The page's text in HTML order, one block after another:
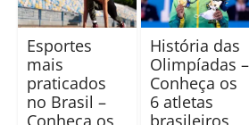
Esportes
mais
praticados
no Brasil –
Conheça os
História das
Olimpíadas –
Conheça os
6 atletas
brasileiros